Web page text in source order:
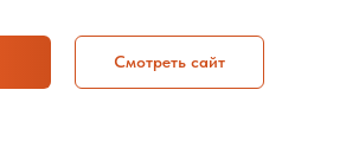
Смотреть сайт